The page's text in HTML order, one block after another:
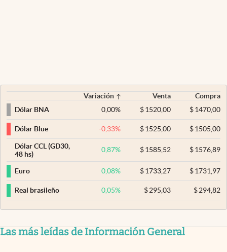
Variación Venta
Compra
Dólar BNA
0,00% $ 1520,00 $1470,00
Dólar Blue -0,33% $ 1525,00 $1505,00
Dólar CCL (GD30,
48 hs)
0,87% $ 1585,52 $1576,89
Euro 0,08% $ 1733,27 $1731,97
Real brasileño 0,05% $ 295,03 $294,82
Las más leídas de Información General